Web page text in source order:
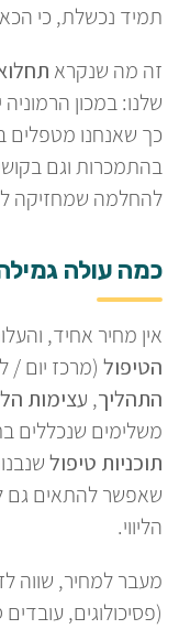
תמיד נכשלת, כי
זה מה שנקרא
שלנו: במכון הרמוניה
כך שאנחנו מטפלים
בהתמכרות וגם
להחלמה שמחזיקה
כמה עולה
אין מחיר אחיד,
הטיפול (מרכז יום /
התהליך, עצימות
משלימים שנכללים
תוכניות טיפול
שאפשר להתאים גם
הליווי.
מעבר למחיר, שווה
(פסיכולוגים,